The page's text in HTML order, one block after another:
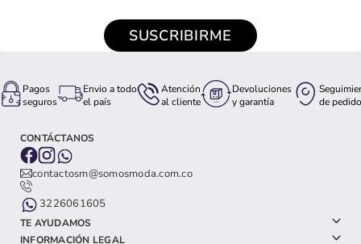
SUSCRIBIRME
Pagos
seguros
Envio a todo
el país
Atención
al cliente
Devoluciones
y garantía
de pedido
CONTÁCTANOS
contactosm@somosmoda.com.co
3226061605
TE AYUDAMOS
INFORMACIÓN LEGAL